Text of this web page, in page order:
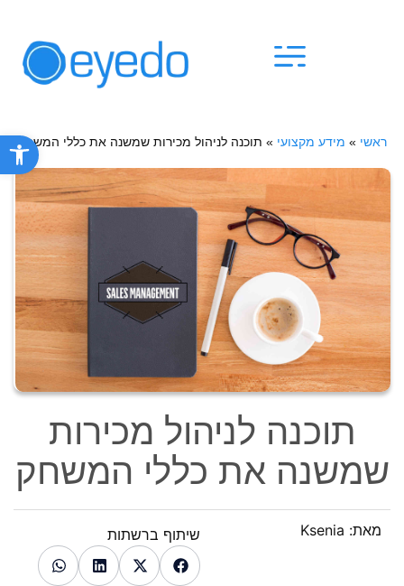
ראשי » מידע מקצועי » תוכנה לניהול מכירות שמשנה את כללי המשחק
תוכנה לניהול מכירות
שמשנה את כללי המשחק
מאת: שיתוף ברשתות
פתח